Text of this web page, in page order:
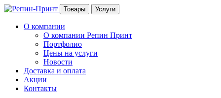
Товары Услуги
О компании
О компании Репин Принт
Портфолио
Цены на услуги
Новости
Доставка и оплата
Акции
Контакты